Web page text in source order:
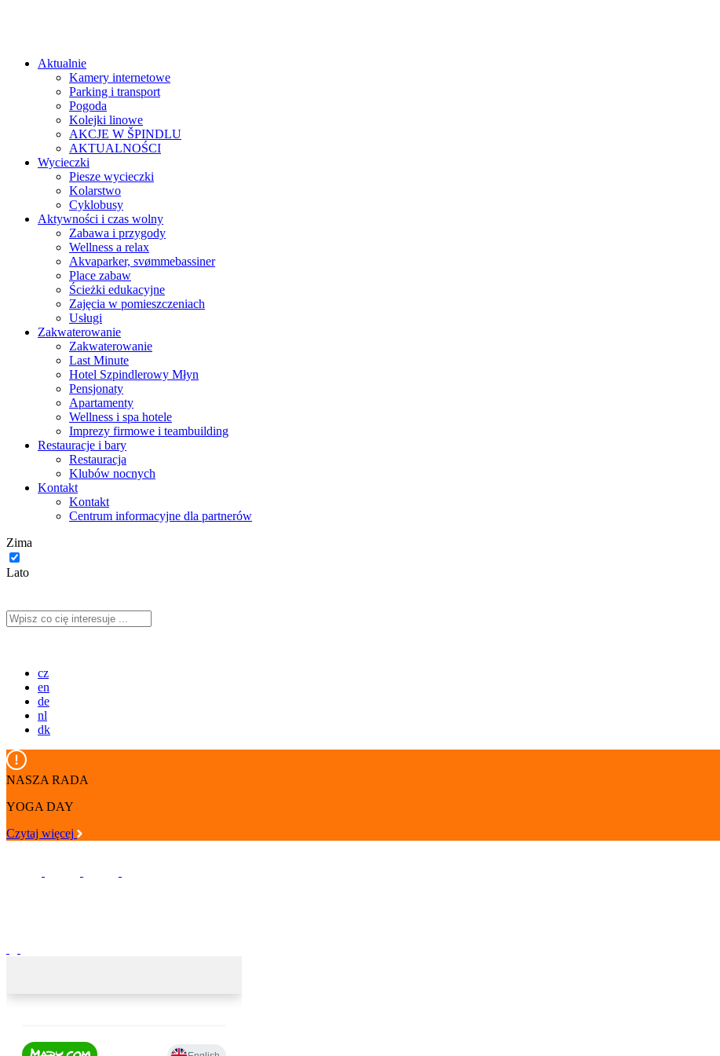
Aktualnie
Kamery internetowe
Parking i transport
Pogoda
Kolejki linowe
AKCJE W ŠPINDLU
AKTUALNOŚCI
Wycieczki
Piesze wycieczki
Kolarstwo
Cyklobusy
Aktywności i czas wolny
Zabawa i przygody
Wellness a relax
Akvaparker, svømmebassiner
Place zabaw
Ścieżki edukacyjne
Zajęcia w pomieszczeniach
Usługi
Zakwaterowanie
Zakwaterowanie
Last Minute
Hotel Szpindlerowy Młyn
Pensjonaty
Apartamenty
Wellness i spa hotele
Imprezy firmowe i teambuilding
Restauracje i bary
Restauracja
Klubów nocnych
Kontakt
Kontakt
Centrum informacyjne dla partnerów
Zima
Lato
cz
en
de
nl
dk
NASZA RADA
YOGA DAY
Czytaj więcej